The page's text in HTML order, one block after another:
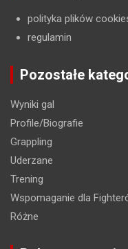
polityka plików
regulamin
Pozostałe
Wyniki gal
Profile/Biografie
Grappling
Uderzane
Trening
Wspomaganie dla
Różne